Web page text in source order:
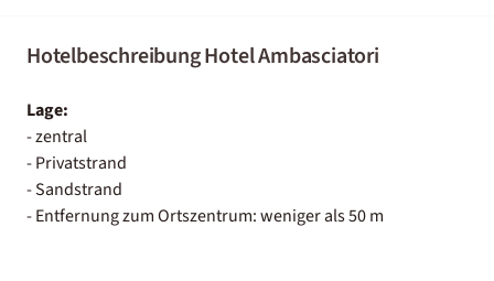
Hotelbeschreibung Hotel Ambasciatori
Lage:
- zentral
- Privatstrand
- Sandstrand
- Entfernung zum Ortszentrum: weniger als 50 m